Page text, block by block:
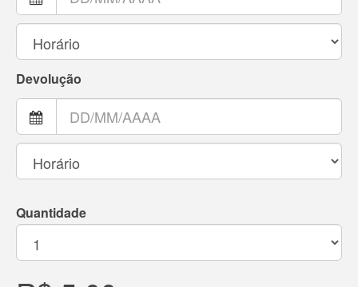
Devolução
Quantidade